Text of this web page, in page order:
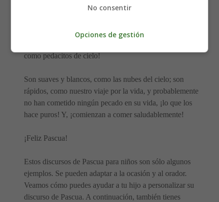
en Pascua para entregar sus regalosa todos los niños
como pedacitos de cielo!
Son suaves y blancos, como las nubes del cielo; son
rápidos, como nuestro viaje por la vida, y probablemente
no han cometido ningún pecado en su vida, ¡lo que los
hace puros! Y, ¡comienzan a comer saludablemente!
¡Feliz Pascua!
Estos discursos de Pascua para niños son sólo algunos
ejemplos. Se pueden adaptar a la ocasión y al orador.
Veamos cómo puedes ayudar a tu hijo a personalizar su
discurso de Pascua. A continuación, también tienes
No consentir
Opciones de gestión